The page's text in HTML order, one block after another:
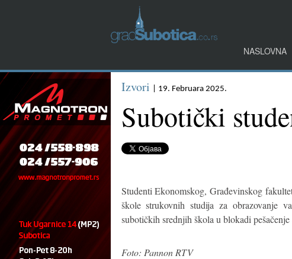
NASLOVNA
Izvori | 19. Februara 2025.
Subotički
Studenti Ekonomskog, Građevinskog
škole strukovnih studija za obrazovanje
subotičkih srednjih škola u blokadi pešačenje
Foto: Pannon RTV